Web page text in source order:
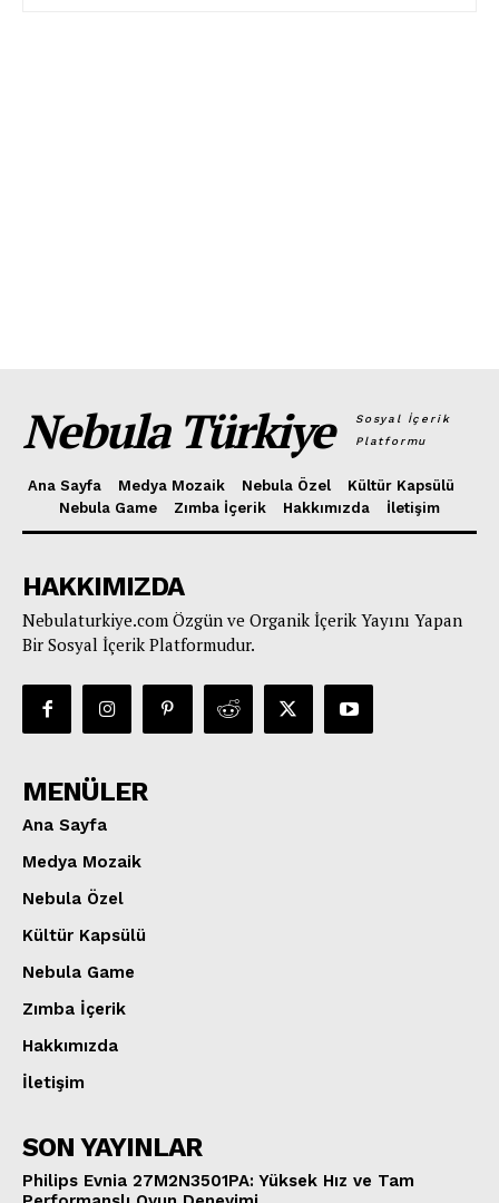
Nebula Türkiye
Sosyal İçerik
Platformu
Ana Sayfa Medya Mozaik Nebula Özel
Kültür Kapsülü
Nebula Game
Zımba İçerik Hakkımızda İletişim
HAKKIMIZDA
Nebulaturkiye.com Özgün ve Organik İçerik Yayını Yapan
Bir Sosyal İçerik Platformudur.
MENÜLER
Ana Sayfa
Medya Mozaik
Nebula Özel
Kültür Kapsülü
Nebula Game
Zımba İçerik
Hakkımızda
İletişim
SON YAYINLAR
Philips Evnia 27M2N3501PA: Yüksek Hız ve Tam